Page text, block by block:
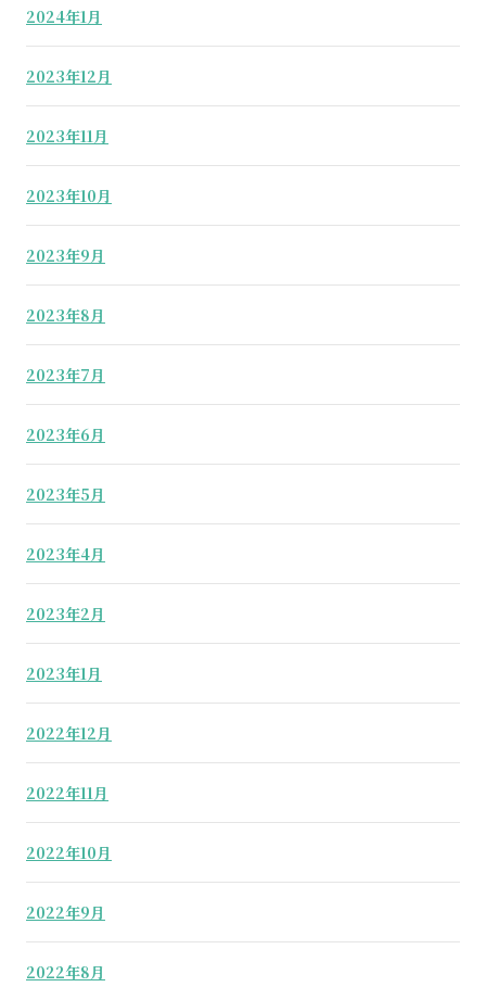
2024年1月
2023年12月
2023年11月
2023年10月
2023年9月
2023年8月
2023年7月
2023年6月
2023年5月
2023年4月
2023年2月
2023年1月
2022年12月
2022年11月
2022年10月
2022年9月
2022年8月